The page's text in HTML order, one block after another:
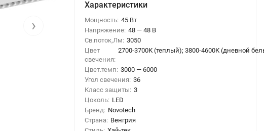
›
Характеристики
Мощность: 45 Вт
Напряжение: 48 — 48 В
Св.поток,Лм: 3050
Цвет
свечения:
2700-3700К (теплый); 3800-4600К (дневной
Цвет.темп: 3000 — 6000
Угол свечения: 36
Класс защиты: 3
Цоколь: LED
Бренд: Novotech
Страна: Венгрия